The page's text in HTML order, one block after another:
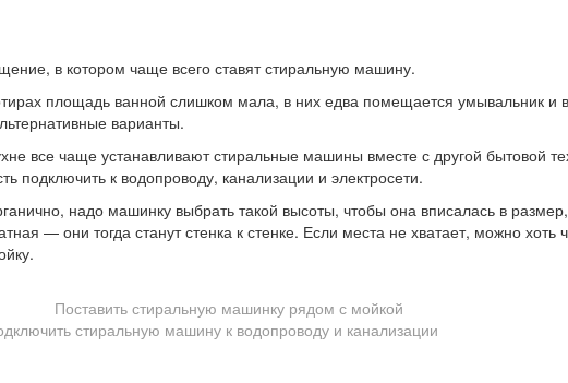
в котором чаще всего ставят стиральную машину.
площадь ванной слишком мала, в них едва помещается умывальник и
варианты.
все чаще устанавливают стиральные машины вместе с другой бытовой
подключить к водопроводу, канализации и электросети.
надо машинку выбрать такой высоты, чтобы она вписалась в
— они тогда станут стенка к стенке. Если места не хватает, можно хоть
Поставить стиральную машинку рядом с мойкой